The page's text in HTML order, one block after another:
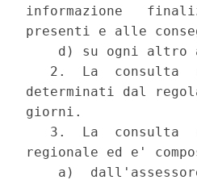
informazione
presenti e alle
d) su ogni altro
2.  La  consulta
determinati dal
giorni.
3.  La  consulta
regionale ed e'
a)